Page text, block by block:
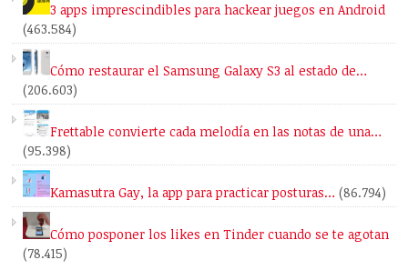
3 apps imprescindibles para hackear juegos en Android
(463.584)
Cómo restaurar el Samsung Galaxy S3 al estado de…
(206.603)
Frettable convierte cada melodía en las notas de una…
(95.398)
Kamasutra Gay, la app para practicar posturas… (86.794)
Cómo posponer los likes en Tinder cuando se te agotan
(78.415)